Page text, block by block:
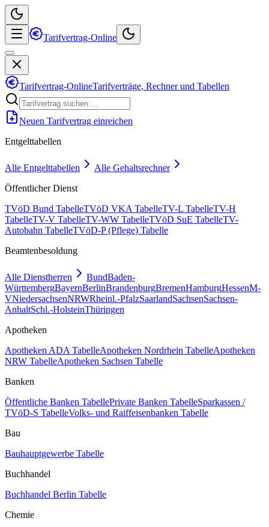
Tarifvertrag-Online
Tarifvertrag-OnlineTarifverträge, Rechner und Tabellen
Neuen Tarifvertrag einreichen
Entgelttabellen
Alle Entgelttabellen
Alle Gehaltsrechner
Öffentlicher Dienst
TVöD Bund TabelleTVöD VKA TabelleTV-L TabelleTV-H
TabelleTV-V TabelleTV-WW TabelleTVöD SuE TabelleTV-
Autobahn TabelleTVöD-P (Pflege) Tabelle
Beamtenbesoldung
Alle Dienstherren BundBaden-
WürttembergBayernBerlinBrandenburgBremenHamburgHessenM-
VNiedersachsenNRWRheinl.-PfalzSaarlandSachsenSachsen-
AnhaltSchl.-HolsteinThüringen
Apotheken
Apotheken ADA TabelleApotheken Nordrhein TabelleApotheken
NRW TabelleApotheken Sachsen Tabelle
Banken
Öffentliche Banken TabellePrivate Banken TabelleSparkassen /
TVöD-S TabelleVolks- und Raiffeisenbanken Tabelle
Bau
Bauhauptgewerbe Tabelle
Buchhandel
Buchhandel Berlin Tabelle
Chemie